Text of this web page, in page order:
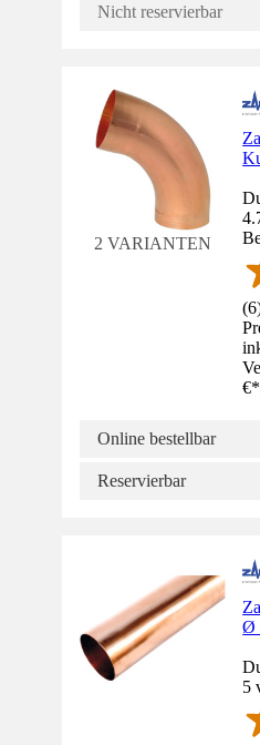
Nicht reservierbar
2 VARIANTEN
(6
€*
Online bestellbar
Reservierbar
Ø
5